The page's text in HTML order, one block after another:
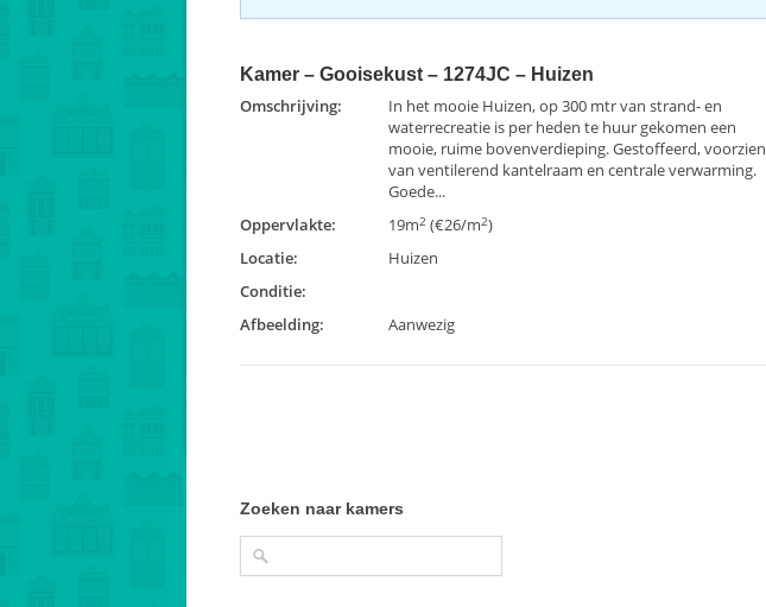
Kamer – Gooisekust – 1274JC – Huizen
Omschrijving:
In het mooie Huizen, op 300 mtr van strand- en
waterrecreatie is per heden te huur gekomen een
mooie, ruime bovenverdieping. Gestoffeerd, voorzien
van ventilerend kantelraam en centrale verwarming.
Goede...
Oppervlakte:
19m2 (€26/m2)
Locatie:
Huizen
Conditie:
Afbeelding:
Aanwezig
Zoeken naar kamers